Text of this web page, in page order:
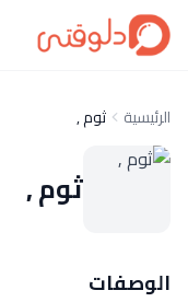
الرئيسية ثوم ,
ثوم ,
الوصفات